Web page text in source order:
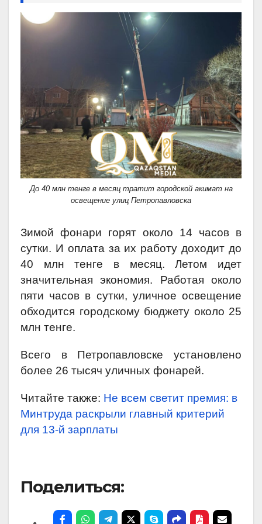
До 40 млн тенге в месяц тратит городской акимат на
освещение улиц Петропавловска
Зимой фонари горят около 14 часов в
сутки. И оплата за их работу доходит до
40 млн тенге в месяц. Летом идет
значительная экономия. Работая около
пяти часов в сутки, уличное освещение
обходится городскому бюджету около 25
млн тенге.
Всего в Петропавловске установлено
более 26 тысяч уличных фонарей.
Читайте также: Не всем светит премия: в
Минтруда раскрыли главный критерий
для 13-й зарплаты
Поделиться: